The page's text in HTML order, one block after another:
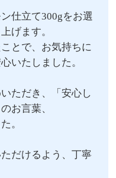
仕立て300gをお選
げます。
とで、お気持ちに
いたしました。
ただき、「安心し
お言葉、
。
だけるよう、丁寧